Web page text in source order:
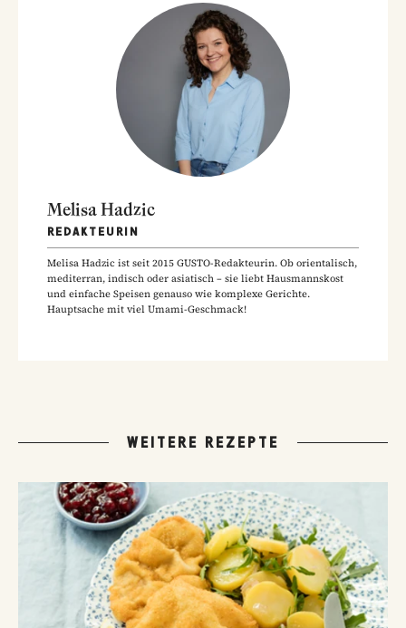
Melisa Hadzic
REDAKTEURIN
Melisa Hadzic ist seit 2015 GUSTO-Redakteurin. Ob orientalisch,
mediterran, indisch oder asiatisch – sie liebt Hausmannskost
und einfache Speisen genauso wie komplexe Gerichte.
Hauptsache mit viel Umami-Geschmack!
WEITERE REZEPTE